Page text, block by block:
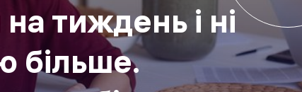
тиждень і ні
більше.